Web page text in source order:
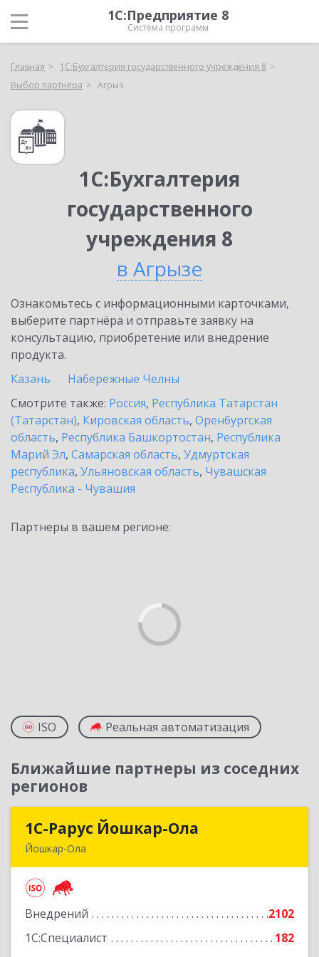
1С:Предприятие 8
Система программ
Главная
1С:Бухгалтерия государственного учреждения 8
Выбор партнёра
Агрыз
1С:Бухгалтерия
государственного
учреждения 8
в Агрызе
Ознакомьтесь с информационными карточками,
выберите партнёра и отправьте заявку на
консультацию, приобретение или внедрение
продукта.
Казань
Набережные Челны
Смотрите также: Россия, Республика Татарстан
(Татарстан), Кировская область, Оренбургская
область, Республика Башкортостан, Республика
Марий Эл, Самарская область, Удмуртская
республика, Ульяновская область, Чувашская
Республика - Чувашия
Партнеры в вашем регионе:
ISO Реальная автоматизация
Ближайшие партнеры из соседних
регионов
1С-Рарус Йошкар-Ола
Йошкар-Ола
Внедрений
2102
1С:Специалист
182
1С-Рарус Йошкар-Ола
Подробнее